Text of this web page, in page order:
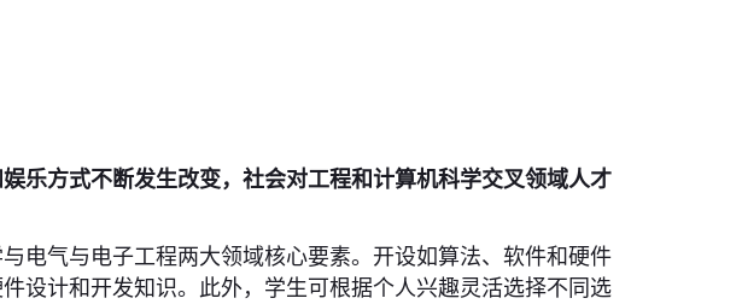
乐方式不断发生改变，社会对工程和计算机科学交叉领域人才
电气与电子工程两大领域核心要素。开设如算法、软件和硬件
设计和开发知识。此外，学生可根据个人兴趣灵活选择不同选